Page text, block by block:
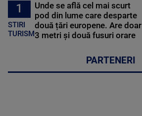
1
STIRI
TURISM
Unde se află cel mai scurt
pod din lume care desparte
două țări europene. Are doar
3 metri și două fusuri orare
PARTENERI